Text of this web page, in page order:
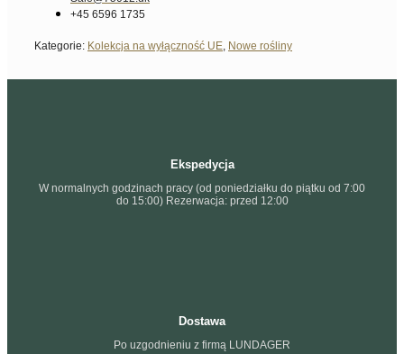
+45 6596 1735
Kategorie: Kolekcja na wyłączność UE Nowe rośliny
Ekspedycja
W normalnych godzinach pracy (od poniedziałku do piątku od 7:00
do 15:00) Rezerwacja: przed 12:00
Dostawa
Po uzgodnieniu z firmą LUNDAGER